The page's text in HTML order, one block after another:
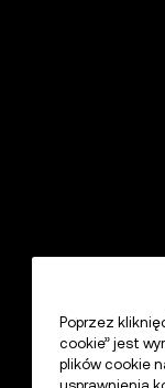
Poprzez
cookie” jest
plików cookie